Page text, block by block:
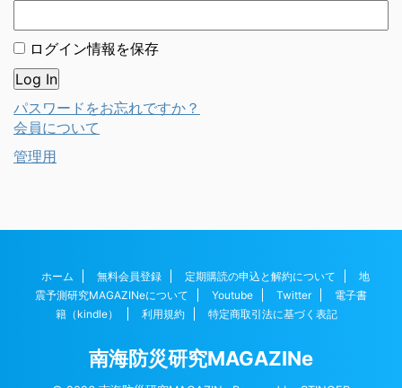
ログイン情報を保存
パスワードをお忘れですか？
会員について
管理用
ホーム 無料会員登録 定期購読の申込と解約について
地
震予測研究MAGAZINeについて
Youtube Twitter
電子書
籍（kindle）
利用規約 特定商取引法に基づく表記
南海防災研究MAGAZINe